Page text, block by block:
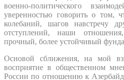
военно-политического
уверенностью говорить о том,
колебаний, шагов навстречу
отступлений, наши
прочный, более устойчивый
Основой сближения, на мой
восприятие в общественном
России по отношению к